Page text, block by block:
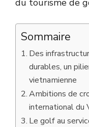
du tourisme de
Sommaire
Des
durables, un
vietnamienne
Ambitions de
international du
Le golf au